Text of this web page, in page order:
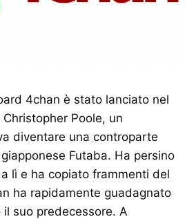
4chan è stato lanciato nel
Poole, un
diventare una controparte
Futaba. Ha persino
lì e ha copiato frammenti del
ha rapidamente guadagnato
suo predecessore. A